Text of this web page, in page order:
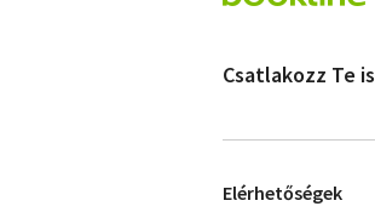
Csatlakozz Te
Elérhetőségek